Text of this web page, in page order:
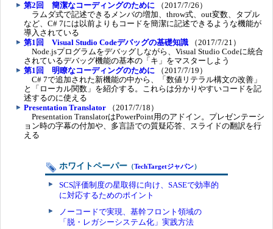
第2回 簡潔なコーディングのために （2017/7/26）
ラムダ式で記述できるメンバの増加、throw式、out変数、タプル
など、C# 7には以前よりもコードを簡潔に記述できるような機能が
導入されている
第1回 Visual Studio Codeデバッグの基礎知識 （2017/7/21）
Node.jsプログラムをデバッグしながら、Visual Studio Codeに統合
されているデバッグ機能の基本の「キ」をマスターしよう
第1回 明瞭なコーディングのために （2017/7/19）
C# 7で追加された新機能の中から、「数値リテラル構文の改善」
と「ローカル関数」を紹介する。これらは分かりやすいコードを記
述するのに使える
Presentation Translator （2017/7/18）
Presentation TranslatorはPowerPoint用のアドイン。プレゼンテーシ
ョン時の字幕の付加や、多言語での質疑応答、スライドの翻訳を行
える
ホワイトペーパー （TechTargetジャパン）
SCS評価制度の星取得に向け、SASEで効率的
に対応するためのポイント
ノーコードで実現、基幹フロント領域の
「脱・レガシーシステム化」実践方法